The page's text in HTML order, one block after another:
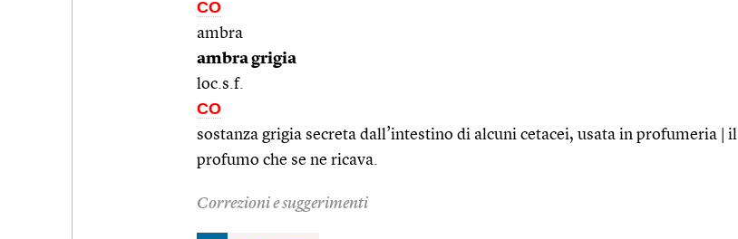
CO
ambra
ambra grigia
loc.s.f.
CO
sostanza grigia secreta dall’intestino di alcuni cetacei, usata in profumeria | il
profumo che se ne ricava.
Correzioni e suggerimenti